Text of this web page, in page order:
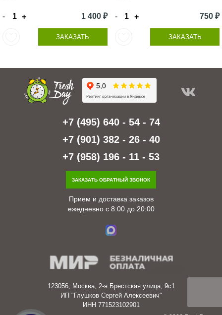
- + 1 400 ₽
ЗАКАЗАТЬ
- + 750 ₽
ЗАКАЗАТЬ
+7 (495) 640 - 54 - 74
+7 (901) 382 - 26 - 40
+7 (958) 196 - 11 - 53
ЗАКАЗАТЬ ОБРАТНЫЙ ЗВОНОК
Прием и доставка заказов
ежедневно с 8:00 до 20:00
123056, Москва, 2-я Брестская улица, 9с1
ИП "Глушков Сергей Алексеевич"
ИНН 771523102901